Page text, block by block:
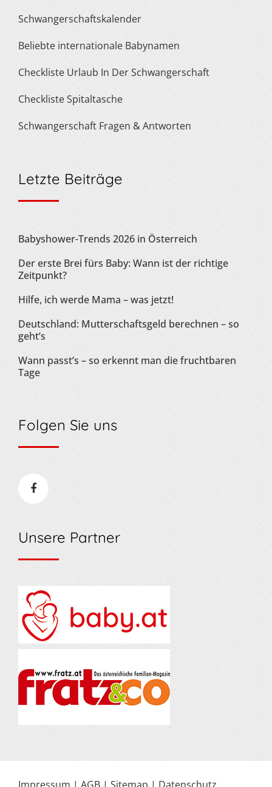
Schwangerschaftskalender
Beliebte internationale Babynamen
Checkliste Urlaub In Der Schwangerschaft
Checkliste Spitaltasche
Schwangerschaft Fragen & Antworten
Letzte Beiträge
Babyshower-Trends 2026 in Österreich
Der erste Brei fürs Baby: Wann ist der richtige
Zeitpunkt?
Hilfe, ich werde Mama – was jetzt!
Deutschland: Mutterschaftsgeld berechnen – so
geht’s
Wann passt’s – so erkennt man die fruchtbaren
Tage
Folgen Sie uns
Unsere Partner